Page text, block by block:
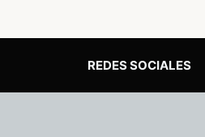
REDES SOCIALES